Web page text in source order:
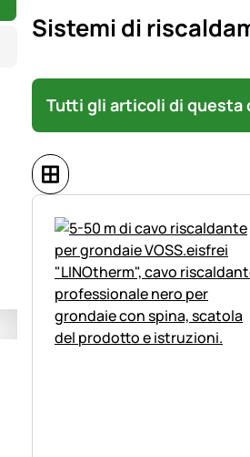
SISTEMI DI
Sistemi di
Tutti gli articoli di questa